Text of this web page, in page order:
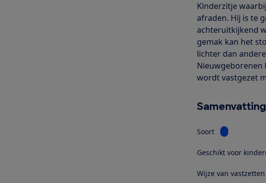
Kinderzitje
afraden. Hij is te
achteruitkijkend
gemak kan het
lichter dan
Nieuwgeborenen
wordt vastgezet
Samenvatting
Soort Bekijk
Geschikt voor
Wijze van